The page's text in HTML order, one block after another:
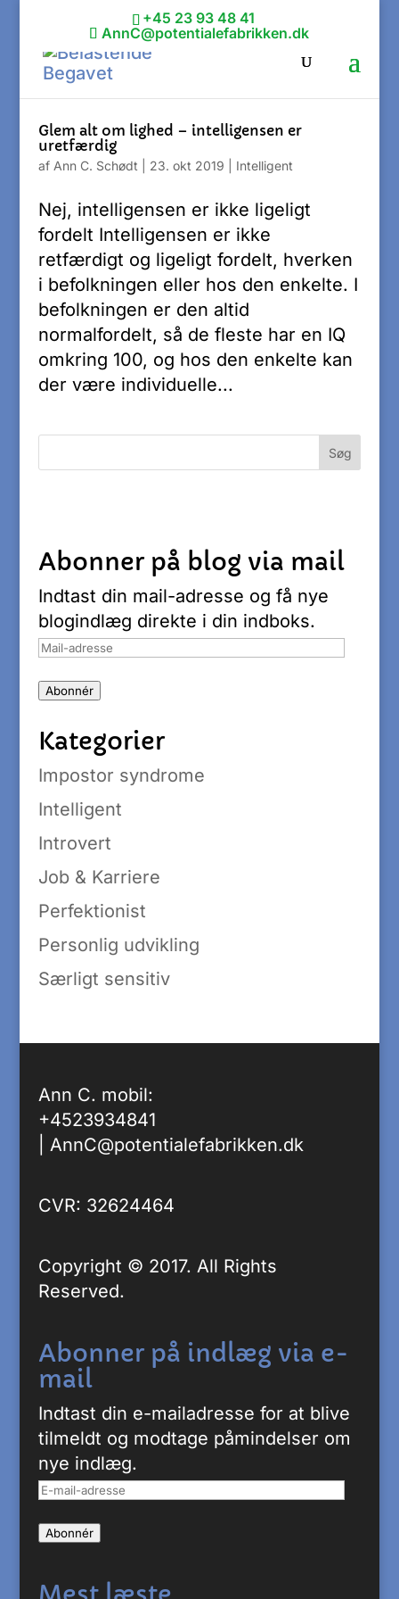
+45 23 93 48 41
AnnC@potentialefabrikken.dk
Glem alt om lighed – intelligensen er
uretfærdig
af Ann C. Schødt 23. okt 2019 Intelligent
Nej, intelligensen er ikke ligeligt
fordelt Intelligensen er ikke
retfærdigt og ligeligt fordelt, hverken
i befolkningen eller hos den enkelte. I
befolkningen er den altid
normalfordelt, så de fleste har en IQ
omkring 100, og hos den enkelte kan
der være individuelle...
Abonner på blog via mail
Indtast din mail-adresse og få nye
blogindlæg direkte i din indboks.
Mail-
Abonnér
Kategorier
Impostor syndrome
Intelligent
Introvert
Job & Karriere
Perfektionist
Personlig udvikling
Særligt sensitiv
Ann C. mobil:
+4523934841
AnnC@potentialefabrikken.dk
CVR: 32624464
Copyright © 2017. All Rights
Reserved.
Abonner på indlæg via e-
mail
Indtast din e-mailadresse for at blive
tilmeldt og modtage påmindelser om
nye indlæg.
E-
adresse
Abonnér